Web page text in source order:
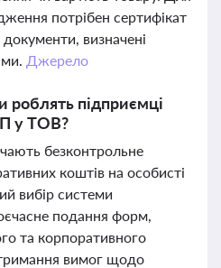
потрібен сертифікат
визначені
Джерело
роблять підприємці
у ТОВ?
безконтрольне
коштів на особисті
вибір системи
подання форм,
та корпоративного
вимог щодо